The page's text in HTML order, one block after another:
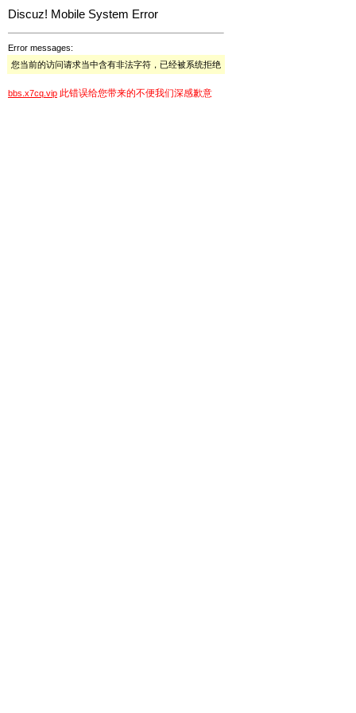
Discuz! Mobile System Error
Error messages:
您当前的访问请求当中含有非法字符，已经被系统拒绝
bbs.x7cq.vip 此错误给您带来的不便我们深感歉意